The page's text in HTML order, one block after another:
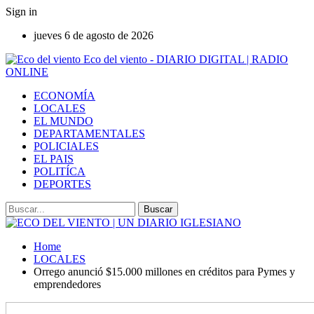
Sign in
jueves 6 de agosto de 2026
Eco del viento - DIARIO DIGITAL | RADIO
ONLINE
ECONOMÍA
LOCALES
EL MUNDO
DEPARTAMENTALES
POLICIALES
EL PAIS
POLITÍCA
DEPORTES
Home
LOCALES
Orrego anunció $15.000 millones en créditos para Pymes y
emprendedores